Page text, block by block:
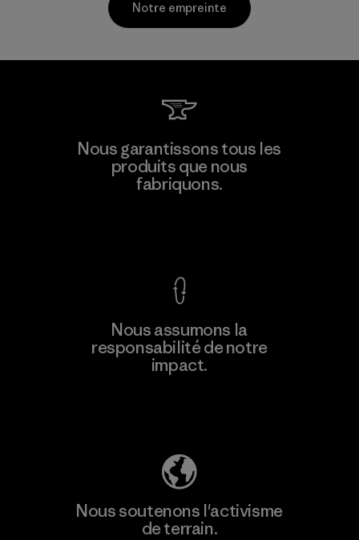
Kingwhale Industries Corp.
Material-supplier
Notre empreinte
Nous garantissons tous les
produits que nous
fabriquons.
Nous assumons la
responsabilité de notre
impact.
Nous soutenons l'activisme
de terrain.